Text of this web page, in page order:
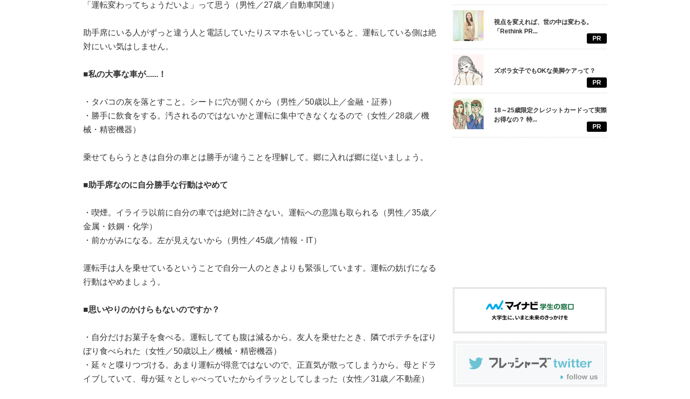
「運転変わってちょうだいよ」って思う（男性／27歳／自動車関連）
助手席にいる人がずっと違う人と電話していたりスマホをいじっていると、運転している側は絶
対にいい気はしません。
■私の大事な車が......！
・タバコの灰を落とすこと。シートに穴が開くから（男性／50歳以上／金融・証券）
・勝手に飲食をする。汚されるのではないかと運転に集中できなくなるので（女性／28歳／機
械・精密機器）
乗せてもらうときは自分の車とは勝手が違うことを理解して。郷に入れば郷に従いましょう。
■助手席なのに自分勝手な行動はやめて
・喫煙。イライラ以前に自分の車では絶対に許さない。運転への意識も取られる（男性／35歳／
金属・鉄鋼・化学）
・前かがみになる。左が見えないから（男性／45歳／情報・IT）
運転手は人を乗せているということで自分一人のときよりも緊張しています。運転の妨げになる
行動はやめましょう。
■思いやりのかけらもないのですか？
・自分だけお菓子を食べる。運転してても腹は減るから。友人を乗せたとき、隣でポテチをぼり
ぼり食べられた（女性／50歳以上／機械・精密機器）
・延々と喋りつづける。あまり運転が得意ではないので、正直気が散ってしまうから。母とドラ
イブしていて、母が延々としゃべっていたからイラッとしてしまった（女性／31歳／不動産）
視点を変えれば、世の中は変わる。
「Rethink PR...
PR
ズボラ女子でもOKな美脚ケアって？
PR
18～25歳限定クレジットカードって実際
お得なの？ 特...
PR